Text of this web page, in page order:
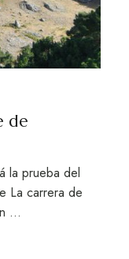
de
la prueba del
La carrera de
…